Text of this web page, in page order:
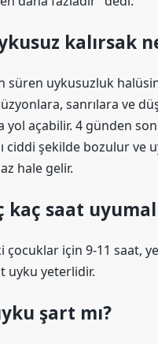
kalırsak
süren uykusuzluk
sanrılara ve
yol açabilir. 4 günden
ciddi şekilde bozulur ve
hale gelir.
kaç saat
çocuklar için 9-11 saat,
uyku yeterlidir.
şart mı?